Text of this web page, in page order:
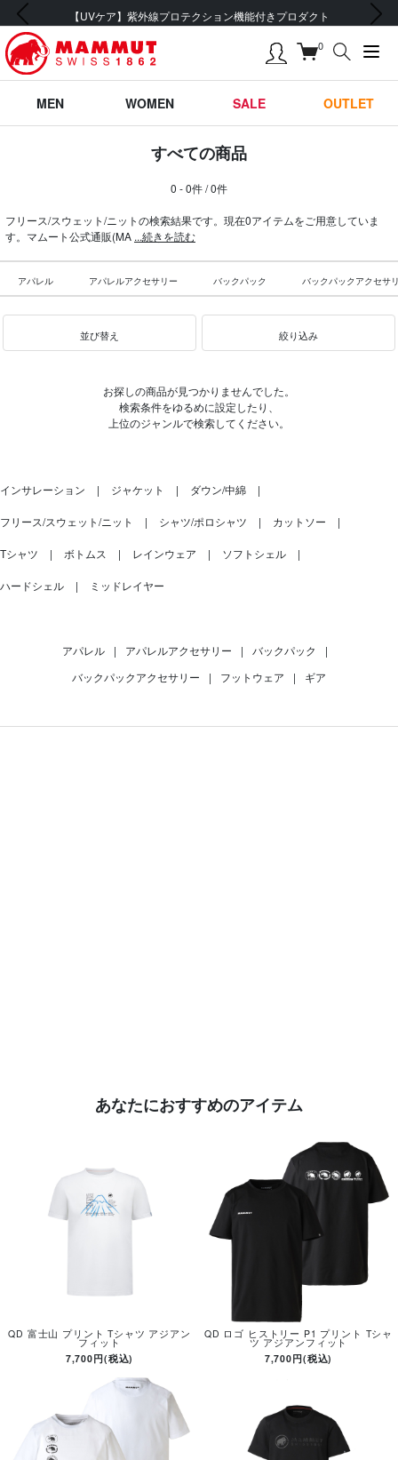
【UVケア】紫外線プロテクション機能付きプロダクト
前の画像 次の画像
0
MEN WOMEN SALE OUTLET
すべての商品
0 - 0件 / 0件
フリース/スウェット/ニットの検索結果です。現在0アイテムをご用意していま
す。マムート公式通販(MA ...続きを読む
アパレル アパレルアクセサリー バックパック バックパックアクセサ
並び替え 絞り込み
お探しの商品が見つかりませんでした。
検索条件をゆるめに設定したり、
上位のジャンルで検索してください。
インサレーション ジャケット ダウン/中綿
フリース/スウェット/ニット シャツ/ポロシャツ カットソー
Tシャツ ボトムス レインウェア ソフトシェル
ハードシェル ミッドレイヤー
アパレル | アパレルアクセサリー | バックパック
|
バックパックアクセサリー
| フットウェア | ギア
あなたにおすすめのアイテム
QD 富士山 プリント Tシャツ アジアン
フィット
7,700円(税込)
QD ロゴ ヒストリー P1 プリント Tシャ
ツ アジアンフィット
7,700円(税込)